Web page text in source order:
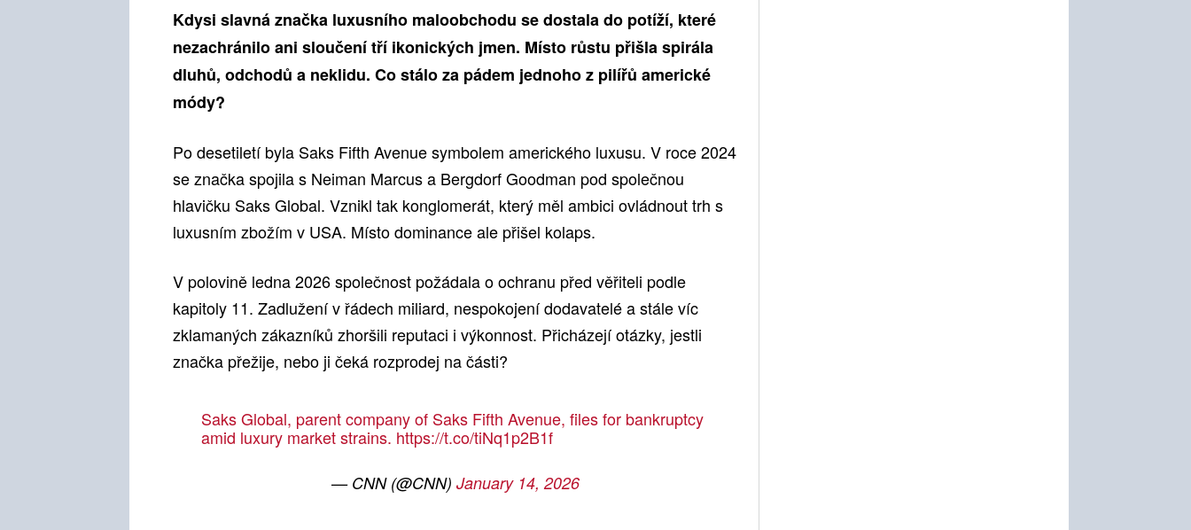
Kdysi slavná značka luxusního maloobchodu se dostala do potíží, které
nezachránilo ani sloučení tří ikonických jmen. Místo růstu přišla spirála
dluhů, odchodů a neklidu. Co stálo za pádem jednoho z pilířů americké
módy?
Po desetiletí byla Saks Fifth Avenue symbolem amerického luxusu. V roce 2024
se značka spojila s Neiman Marcus a Bergdorf Goodman pod společnou
hlavičku Saks Global. Vznikl tak konglomerát, který měl ambici ovládnout trh s
luxusním zbožím v USA. Místo dominance ale přišel kolaps.
V polovině ledna 2026 společnost požádala o ochranu před věřiteli podle
kapitoly 11. Zadlužení v řádech miliard, nespokojení dodavatelé a stále víc
zklamaných zákazníků zhoršili reputaci i výkonnost. Přicházejí otázky, jestli
značka přežije, nebo ji čeká rozprodej na části?
Saks Global, parent company of Saks Fifth Avenue, files for bankruptcy
amid luxury market strains. https://t.co/tiNq1p2B1f
— CNN (@CNN) January 14, 2026